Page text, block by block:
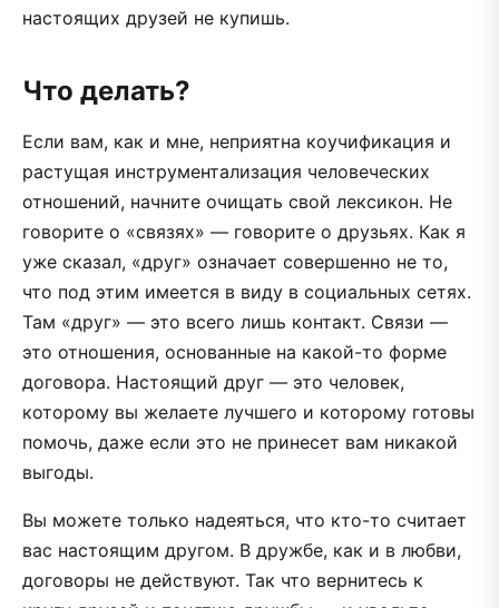
настоящих друзей не купишь.
Что делать?
Если вам, как и мне, неприятна коучификация и
растущая инструментализация человеческих
отношений, начните очищать свой лексикон. Не
говорите о «связях» — говорите о друзьях. Как я
уже сказал, «друг» означает совершенно не то,
что под этим имеется в виду в социальных сетях.
Там «друг» — это всего лишь контакт. Связи —
это отношения, основанные на какой-то форме
договора. Настоящий друг — это человек,
которому вы желаете лучшего и которому готовы
помочь, даже если это не принесет вам никакой
выгоды.
Вы можете только надеяться, что кто-то считает
вас настоящим другом. В дружбе, как и в любви,
договоры не действуют. Так что вернитесь к